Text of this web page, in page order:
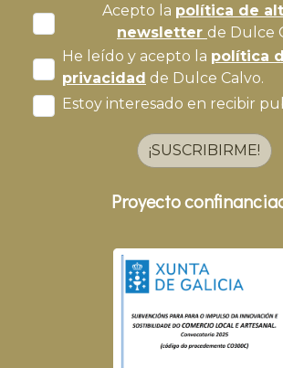
Acepto la política de
newsletter de Dulce
He leído y acepto la política
privacidad de Dulce Calvo.
Estoy interesado en recibir
¡SUSCRIBIRME!
Proyecto